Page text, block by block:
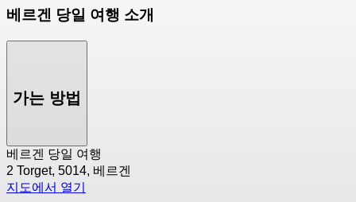
베르겐 당일 여행 소개
가는 방법
베르겐 당일 여행
2 Torget, 5014, 베르겐
지도에서 열기